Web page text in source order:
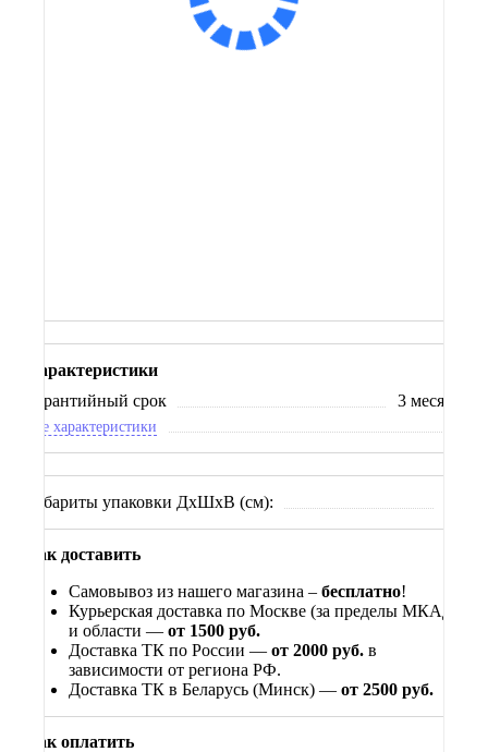
Характеристики
Гарантийный срок
3 месяца
Все характеристики
Габариты упаковки ДхШхВ (см):
Как доставить
Самовывоз из нашего магазина – бесплатно!
Курьерская доставка по Москве (за пределы МКАД)
и области — от 1500 руб.
Доставка ТК по России — от 2000 руб. в
зависимости от региона РФ.
Доставка ТК в Беларусь (Минск) — от 2500 руб.
Как оплатить